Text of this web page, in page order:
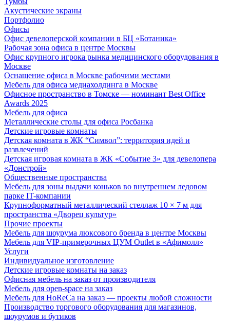
Акустические экраны
Портфолио
Офисы
Офис девелоперской компании в БЦ «Ботаника»
Рабочая зона офиса в центре Москвы
Офис крупного игрока рынка медицинского оборудования в
Москве
Оснащение офиса в Москве рабочими местами
Мебель для офиса медиахолдинга в Москве
Офисное пространство в Томске — номинант Best Office
Awards 2025
Мебель для офиса
Металлические столы для офиса Росбанка
Детские игровые комнаты
Детская комната в ЖК “Символ”: территория идей и
развлечений
Детская игровая комната в ЖК «Событие 3» для девелопера
«Донстрой»
Общественные пространства
Мебель для зоны выдачи коньков во внутреннем ледовом
парке IT-компании
Крупноформатный металлический стеллаж 10 × 7 м для
пространства «Дворец культур»
Прочие проекты
Мебель для шоурума люксового бренда в центре Москвы
Мебель для VIP-примерочных ЦУМ Outlet в «Афимолл»
Услуги
Индивидуальное изготовление
Детские игровые комнаты на заказ
Офисная мебель на заказ от производителя
Мебель для open-space на заказ
Мебель для HoReCa на заказ — проекты любой сложности
Производство торгового оборудования для магазинов,
шоурумов и бутиков